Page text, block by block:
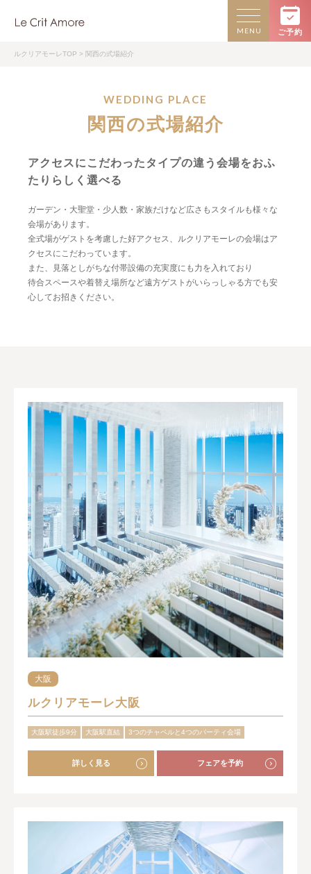
MENU ご予約
ルクリアモーレTOP > 関西の式場紹介
WEDDING PLACE
関西の式場紹介
アクセスにこだわったタイプの違う会場をおふ
たりらしく選べる
ガーデン・大聖堂・少人数・家族だけなど広さもスタイルも様々な
会場があります。
全式場がゲストを考慮した好アクセス、ルクリアモーレの会場はア
クセスにこだわっています。
また、見落としがちな付帯設備の充実度にも力を入れており
待合スペースや着替え場所など遠方ゲストがいらっしゃる方でも安
心してお招きください。
大阪
ルクリアモーレ大阪
大阪駅徒歩9分 大阪駅直結 3つのチャペルと4つのパーティ会場
詳しく見る フェアを予約